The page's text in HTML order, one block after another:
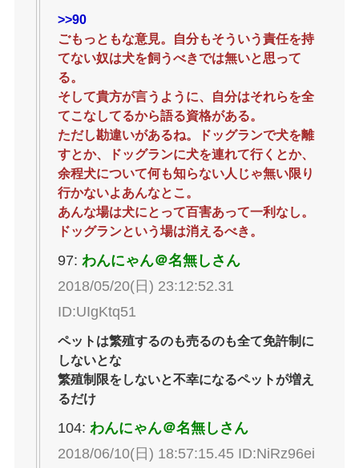
>>90
ごもっともな意見。自分もそういう責任を持
てない奴は犬を飼うべきでは無いと思って
る。
そして貴方が言うように、自分はそれらを全
てこなしてるから語る資格がある。
ただし勘違いがあるね。ドッグランで犬を離
すとか、ドッグランに犬を連れて行くとか、
余程犬について何も知らない人じゃ無い限り
行かないよあんなとこ。
あんな場は犬にとって百害あって一利なし。
ドッグランという場は消えるべき。
97: わんにゃん＠名無しさん
2018/05/20(日) 23:12:52.31
ID:UIgKtq51
ペットは繁殖するのも売るのも全て免許制に
しないとな
繁殖制限をしないと不幸になるペットが増え
るだけ
104: わんにゃん＠名無しさん
2018/06/10(日) 18:57:15.45 ID:NiRz96ei